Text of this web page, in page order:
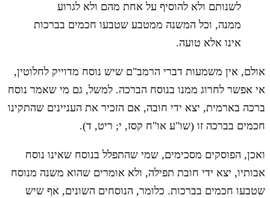
לשנותם ולא להוסיף על אחת מהם ולא לגרוע
ממנה, וכל המשנה ממטבע שטבעו חכמים בברכות
אינו אלא טועה.
אולם, אין משמעות דברי הרמב"ם שיש נוסח מדוייק לחלוטין,
אי אפשר לחרוג ממנו בנוסח הברכה. למשל, גם מי שאמר נוסח
ברכה בארמית, יצא ידי חובה, אם הזכיר את העניינים שהתקינו
חכמים בברכה זו (שו"ע או"ח קסז, י; ריט, ד).
ואכן, הפוסקים מסכימים, שמי שהתפלל בנוסח שאינו נוסח
אבותיו, יצא ידי חובת תפילה, ולא אומרים שהוא משנה מנוסח
שטבעו חכמים בברכות. כלומר, הנוסחים השונים, אף שיש